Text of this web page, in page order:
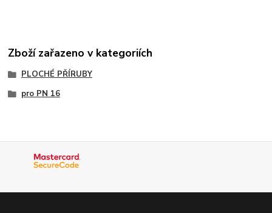
Zboží zařazeno v kategoriích
PLOCHÉ PŘÍRUBY
pro PN 16